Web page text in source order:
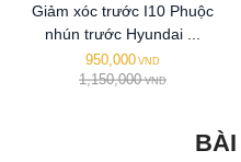
Giảm xóc trước I10 Phuộc
nhún trước Hyundai ...
950,000 VND
1,150,000 VND
BÀI